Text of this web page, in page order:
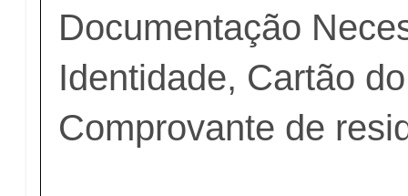
Documentação
Identidade, Cartão
Comprovante de